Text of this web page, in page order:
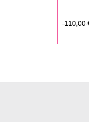
Prix
110,00
Prix